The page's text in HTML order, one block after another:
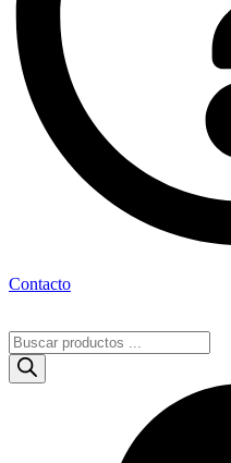
Contacto
Búsqueda
de
productos